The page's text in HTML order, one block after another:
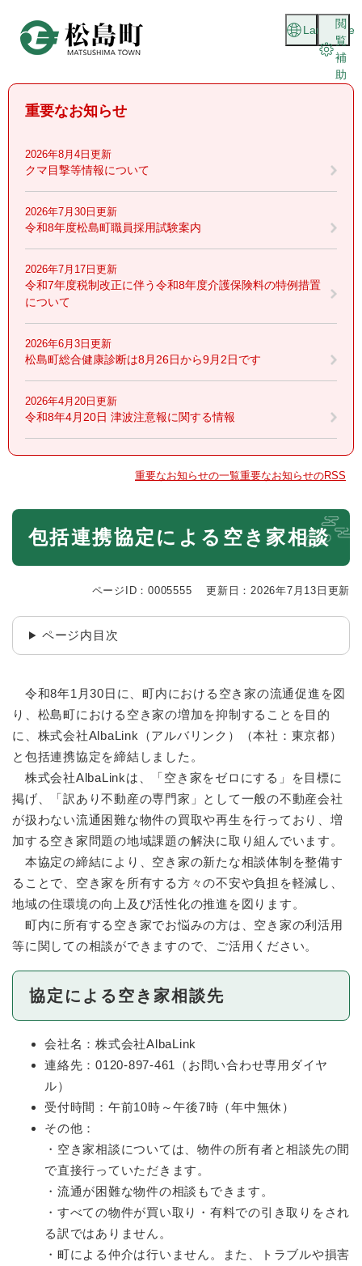
頭
閲
覧
補
助
Language
重要なお知らせ
2026年8月4日更新
クマ目撃等情報について
2026年7月30日更新
令和8年度松島町職員採用試験案内
2026年7月17日更新
令和7年度税制改正に伴う令和8年度介護保険料の特例措置
について
2026年6月3日更新
松島町総合健康診断は8月26日から9月2日です
2026年4月20日更新
令和8年4月20日 津波注意報に関する情報
重要なお知らせの一覧重要なお知らせのRSS
本
包括連携協定による空き家相談
ページID：0005555 更新日：2026年7月13日更新
ページ内目次
令和8年1月30日に、町内における空き家の流通促進を図
り、松島町における空き家の増加を抑制することを目的
に、株式会社AlbaLink（アルバリンク）（本社：東京都）
と包括連携協定を締結しました。
株式会社AlbaLinkは、「空き家をゼロにする」を目標に
掲げ、「訳あり不動産の専門家」として一般の不動産会社
が扱わない流通困難な物件の買取や再生を行っており、増
加する空き家問題の地域課題の解決に取り組んでいます。
本協定の締結により、空き家の新たな相談体制を整備す
ることで、空き家を所有する方々の不安や負担を軽減し、
地域の住環境の向上及び活性化の推進を図ります。
町内に所有する空き家でお悩みの方は、空き家の利活用
等に関しての相談ができますので、ご活用ください。
協定による空き家相談先
会社名：株式会社AlbaLink
連絡先：0120-897-461（お問い合わせ専用ダイヤ
ル）
受付時間：午前10時～午後7時（年中無休）
その他：
・空き家相談については、物件の所有者と相談先の間
で直接行っていただきます。
・流通が困難な物件の相談もできます。
・すべての物件が買い取り・有料での引き取りをされ
る訳ではありません。
・町による仲介は行いません。また、トラブルや損害